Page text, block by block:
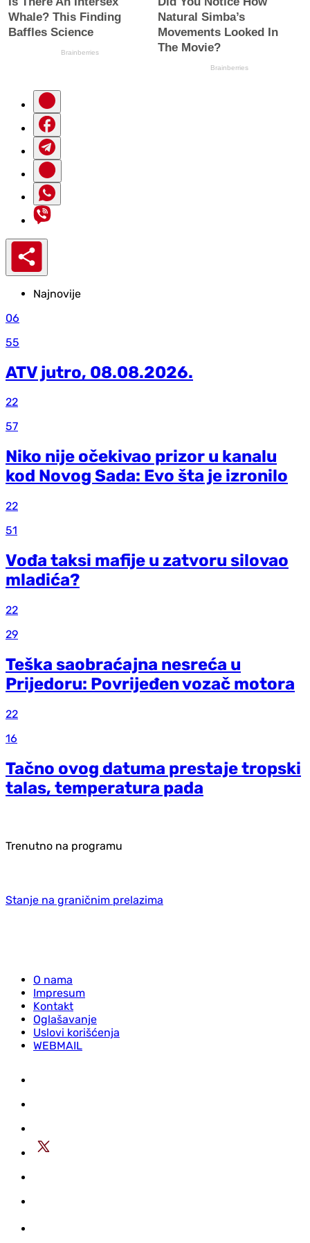
Najnovije
06
55
ATV jutro, 08.08.2026.
22
57
Niko nije očekivao prizor u kanalu
kod Novog Sada: Evo šta je izronilo
22
51
Vođa taksi mafije u zatvoru silovao
mladića?
22
29
Teška saobraćajna nesreća u
Prijedoru: Povrijeđen vozač motora
22
16
Tačno ovog datuma prestaje tropski
talas, temperatura pada
Trenutno na programu
Stanje na graničnim prelazima
O nama
Impresum
Kontakt
Oglašavanje
Uslovi korišćenja
WEBMAIL